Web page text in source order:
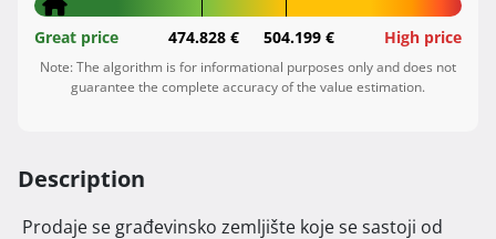
Great price 474.828 € 504.199 € High price
Note: The algorithm is for informational purposes only and does not
guarantee the complete accuracy of the value estimation.
Description